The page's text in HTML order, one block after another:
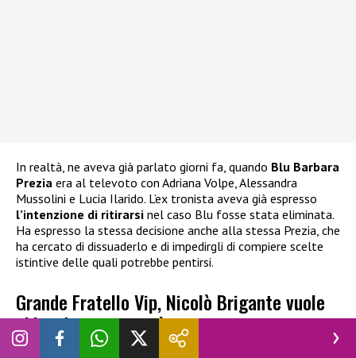
In realtà, ne aveva già parlato giorni fa, quando Blu Barbara
Prezia era al televoto con Adriana Volpe, Alessandra
Mussolini e Lucia Ilarido. L’ex tronista aveva già espresso
l’intenzione di ritirarsi nel caso Blu fosse stata eliminata.
Ha espresso la stessa decisione anche alla stessa Prezia, che
ha cercato di dissuaderlo e di impedirgli di compiere scelte
istintive delle quali potrebbe pentirsi.
Grande Fratello Vip, Nicolò Brigante vuole
abbandonare: cosa è successo